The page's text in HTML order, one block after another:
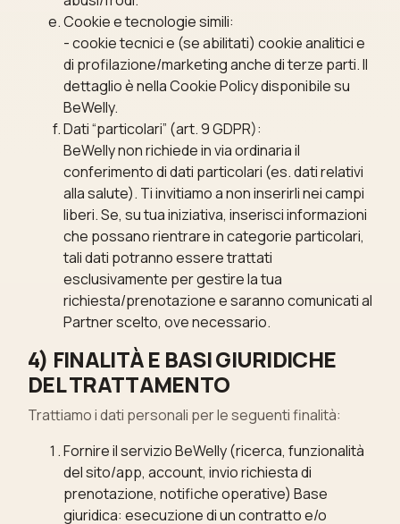
Cookie e tecnologie simili:
- cookie tecnici e (se abilitati) cookie analitici e
di profilazione/marketing anche di terze parti. Il
dettaglio è nella Cookie Policy disponibile su
BeWelly.
Dati “particolari” (art. 9 GDPR):
BeWelly non richiede in via ordinaria il
conferimento di dati particolari (es. dati relativi
alla salute). Ti invitiamo a non inserirli nei campi
liberi. Se, su tua iniziativa, inserisci informazioni
che possano rientrare in categorie particolari,
tali dati potranno essere trattati
esclusivamente per gestire la tua
richiesta/prenotazione e saranno comunicati al
Partner scelto, ove necessario.
4) FINALITÀ E BASI GIURIDICHE
DEL TRATTAMENTO
Trattiamo i dati personali per le seguenti finalità:
Fornire il servizio BeWelly (ricerca, funzionalità
del sito/app, account, invio richiesta di
prenotazione, notifiche operative) Base
giuridica: esecuzione di un contratto e/o